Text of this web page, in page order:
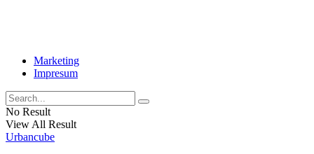
Marketing
Impresum
No Result
View All Result
Urbancube